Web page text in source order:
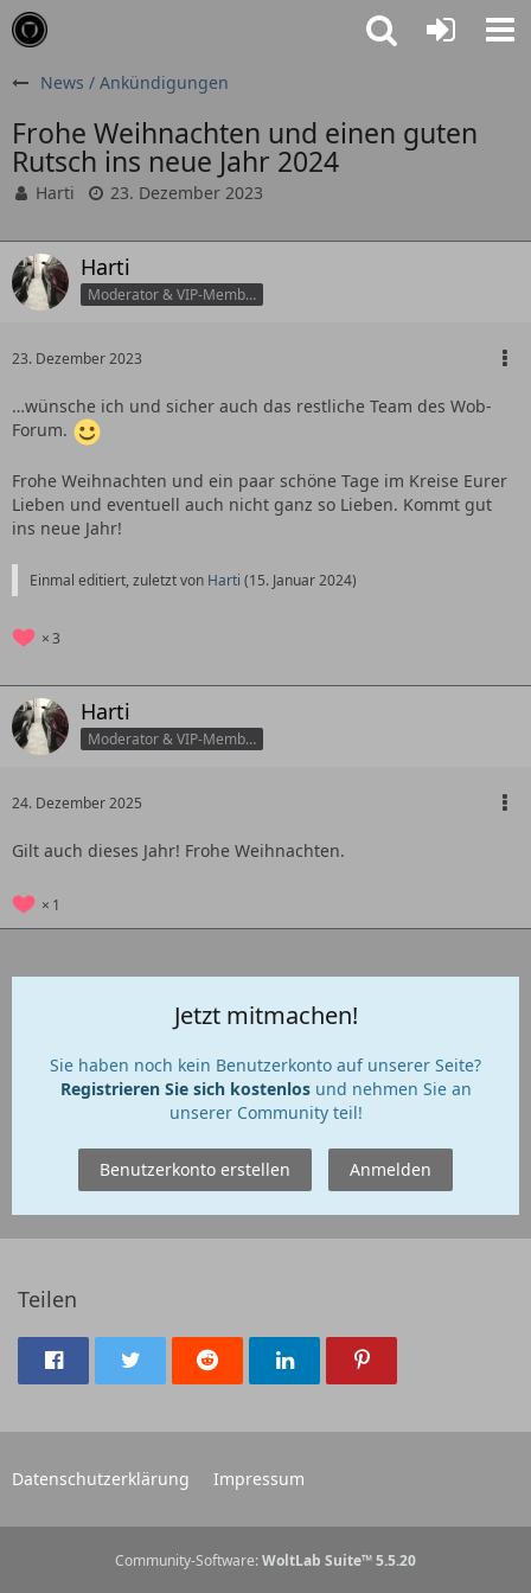
News / Ankündigungen
Frohe Weihnachten und einen guten
Rutsch ins neue Jahr 2024
Harti 23. Dezember 2023
Harti
Moderator & VIP-Member
23. Dezember 2023
…wünsche ich und sicher auch das restliche Team des Wob-
Forum.
Frohe Weihnachten und ein paar schöne Tage im Kreise Eurer
Lieben und eventuell auch nicht ganz so Lieben. Kommt gut
ins neue Jahr!
Einmal editiert, zuletzt von Harti (15. Januar 2024)
3
Harti
Moderator & VIP-Member
24. Dezember 2025
Gilt auch dieses Jahr! Frohe Weihnachten.
1
Jetzt mitmachen!
Sie haben noch kein Benutzerkonto auf unserer Seite?
Registrieren Sie sich kostenlosund nehmen Sie an
unserer Community teil!
Benutzerkonto erstellen Anmelden
Teilen
Datenschutzerklärung Impressum
Community-Software: WoltLab Suite™ 5.5.20